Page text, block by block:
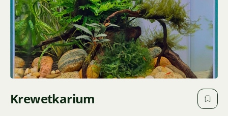
Krewetkarium